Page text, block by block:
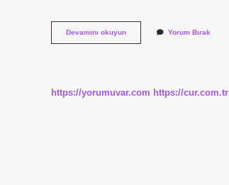
Devamını okuyunTek
Ütopya
Yorum Bırak
https://yorumuvar.com https://cur.com.tr